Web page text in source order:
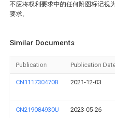
不应将权利要求中的任何附图标记视
要求。
Similar Documents
Publication Publication
CN111730470B 2021-12-03
CN219084930U 2023-05-26